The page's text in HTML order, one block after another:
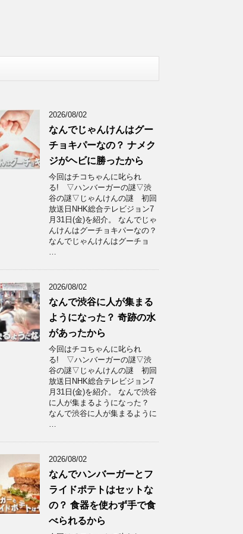
2026/08/02
なんでじゃんけんはグー
チョキパーなの？ ナメク
ジがヘビに勝ったから
今回はチコちゃんに叱られ
る! ▽ハンバーガーの謎▽渋
谷の謎▽じゃんけんの謎 初回
放送日NHK総合テレビジョン7
月31日(金)を紹介。 なんでじゃ
んけんはグーチョキパーなの？
なんでじゃんけんはグーチョ
…
2026/08/02
なんで渋谷に人が集まる
ようになった？ 奇跡の水
があったから
今回はチコちゃんに叱られ
る! ▽ハンバーガーの謎▽渋
谷の謎▽じゃんけんの謎 初回
放送日NHK総合テレビジョン7
月31日(金)を紹介。 なんで渋谷
に人が集まるようになった？
なんで渋谷に人が集まるように
…
2026/08/02
なんでハンバーガーとフ
ライドポテトはセットな
の？ 食器を使わず手で食
べられるから